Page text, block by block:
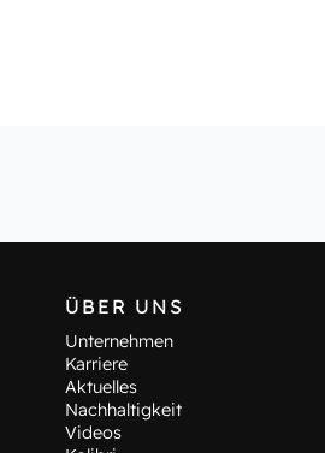
ÜBER UNS
Unternehmen
Karriere
Aktuelles
Nachhaltigkeit
Videos